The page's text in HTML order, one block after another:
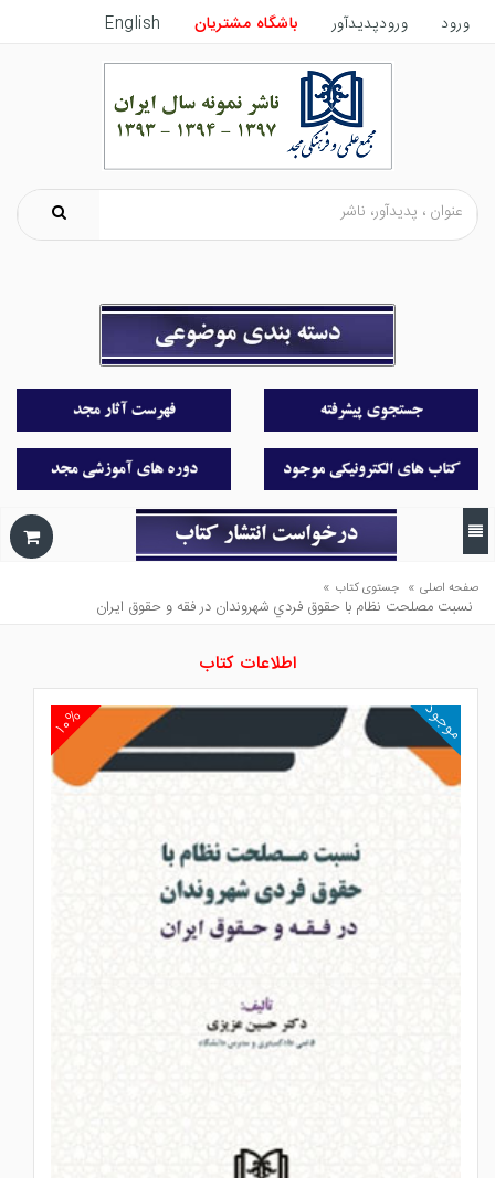
ورود ورودپدیدآور باشگاه مشتریان English
صفحه اصلی » جستوی کتاب »
نسبت مصلحت نظام با حقوق فردي شهروندان در فقه و حقوق ايران
اطلاعات کتاب
۱۰% موجود